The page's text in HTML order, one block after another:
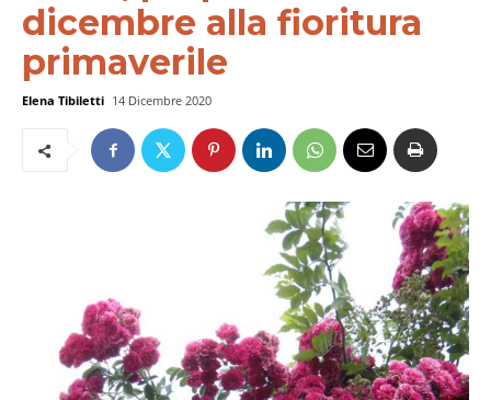
dicembre alla fioritura
primaverile
Elena Tibiletti 14 Dicembre 2020